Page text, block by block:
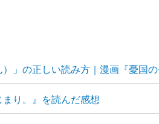
）」の正しい読み方｜漫画『憂国
まり。』を読んだ感想